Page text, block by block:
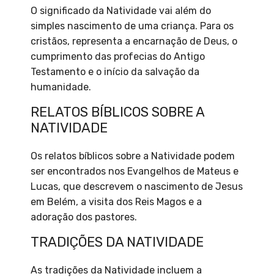
O significado da Natividade vai além do
simples nascimento de uma criança. Para os
cristãos, representa a encarnação de Deus, o
cumprimento das profecias do Antigo
Testamento e o início da salvação da
humanidade.
RELATOS BÍBLICOS SOBRE A
NATIVIDADE
Os relatos bíblicos sobre a Natividade podem
ser encontrados nos Evangelhos de Mateus e
Lucas, que descrevem o nascimento de Jesus
em Belém, a visita dos Reis Magos e a
adoração dos pastores.
TRADIÇÕES DA NATIVIDADE
As tradições da Natividade incluem a